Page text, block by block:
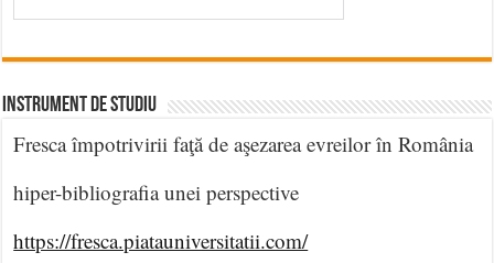
INSTRUMENT DE STUDIU
Fresca împotrivirii faţă de aşezarea evreilor în România
hiper-bibliografia unei perspective
https://fresca.piatauniversitatii.com/